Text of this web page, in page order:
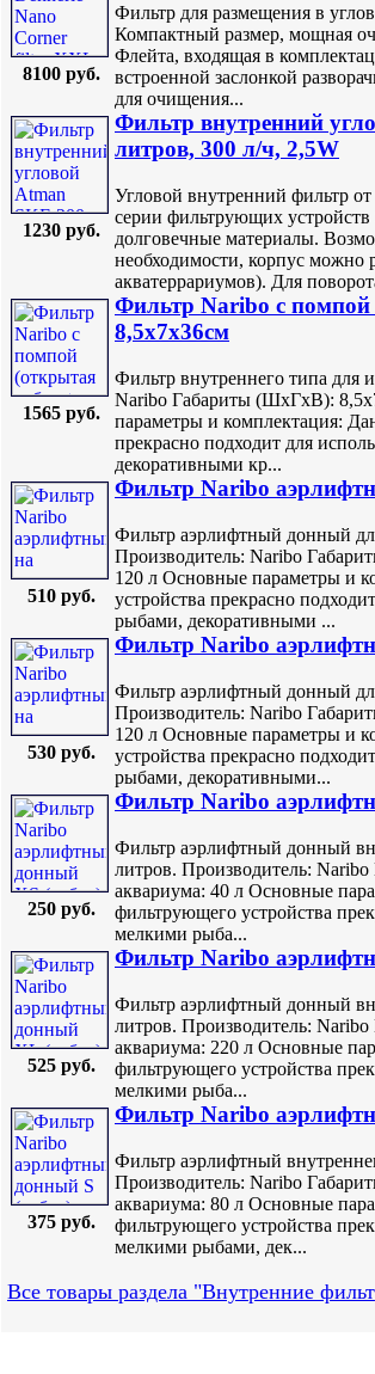
8100 руб.
Фильтр для размещения в
Компактный размер, мощная
Флейта, входящая в
встроенной заслонкой
для очищения...
1230 руб.
Фильтр внутренний
литров, 300 л/ч, 2,5W
Угловой внутренний фильтр
серии фильтрующих
долговечные материалы.
необходимости, корпус можно
акватеррариумов). Для
1565 руб.
Фильтр Naribo с помпой
8,5х7х36см
Фильтр внутреннего типа для
Naribo Габариты (ШхГхВ):
параметры и комплектация:
прекрасно подходит для
декоративными кр...
510 руб.
Фильтр Naribo
Фильтр аэрлифтный донный
Производитель: Naribo
120 л Основные параметры и
устройства прекрасно
рыбами, декоративными ...
530 руб.
Фильтр Naribo
Фильтр аэрлифтный донный
Производитель: Naribo
120 л Основные параметры и
устройства прекрасно
рыбами, декоративными...
250 руб.
Фильтр Naribo
Фильтр аэрлифтный донный
литров. Производитель:
аквариума: 40 л Основные
фильтрующего устройства
мелкими рыба...
525 руб.
Фильтр Naribo
Фильтр аэрлифтный донный
литров. Производитель:
аквариума: 220 л Основные
фильтрующего устройства
мелкими рыба...
375 руб.
Фильтр Naribo
Фильтр аэрлифтный
Производитель: Naribo
аквариума: 80 л Основные
фильтрующего устройства
мелкими рыбами, дек...
Все товары раздела "Внутренние